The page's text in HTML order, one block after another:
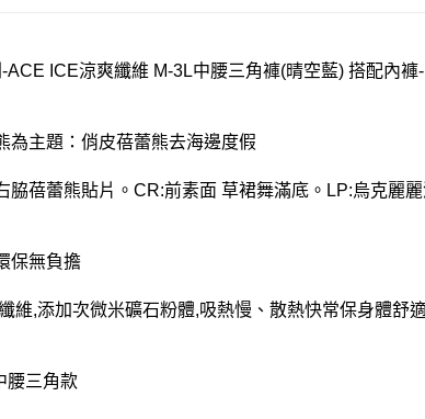
每筆
付款後門
ACE ICE涼爽纖維 M-3L中腰三角褲(晴空藍) 搭配內褲
為主題：俏皮蓓蕾熊去海邊度假
脇蓓蕾熊貼片。CR:前素面 草裙舞滿底。LP:烏克麗
保無負擔
維,添加次微米礦石粉體,吸熱慢、散熱快常保身體舒
腰三角款